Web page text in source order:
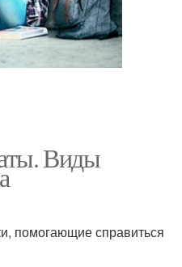
Виды
помогающие справиться